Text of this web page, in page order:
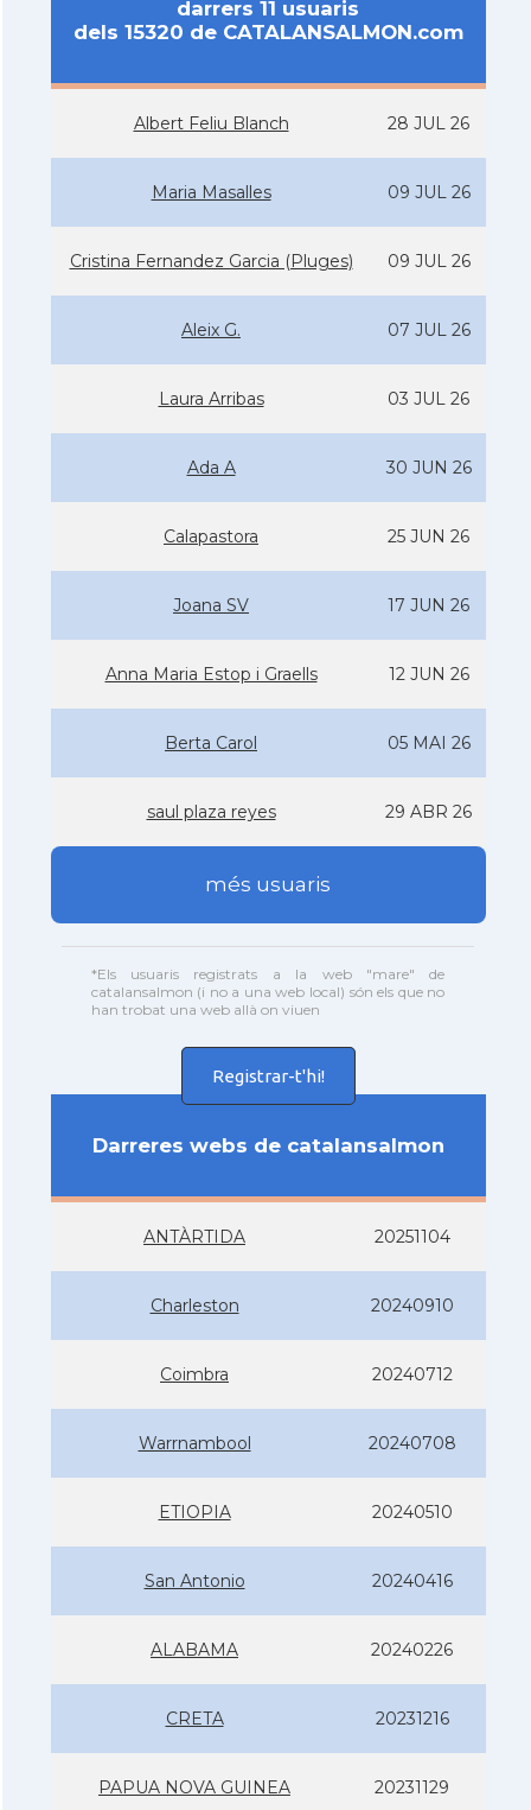
darrers 11 usuaris
dels 15320 de CATALANSALMON.com
Albert Feliu Blanch 28 JUL 26
Maria Masalles 09 JUL 26
Cristina Fernandez Garcia (Pluges) 09 JUL 26
Aleix G. 07 JUL 26
Laura Arribas 03 JUL 26
Ada A 30 JUN 26
Calapastora 25 JUN 26
Joana SV 17 JUN 26
Anna Maria Estop i Graells 12 JUN 26
Berta Carol 05 MAI 26
saul plaza reyes 29 ABR 26
més usuaris
*Els usuaris registrats a la web "mare" de
catalansalmon (i no a una web local) són els que no
han trobat una web allà on viuen
Registrar-t'hi!
Darreres webs de catalansalmon
ANTÀRTIDA 20251104
Charleston 20240910
Coimbra 20240712
Warrnambool 20240708
ETIOPIA 20240510
San Antonio 20240416
ALABAMA 20240226
CRETA 20231216
PAPUA NOVA GUINEA 20231129